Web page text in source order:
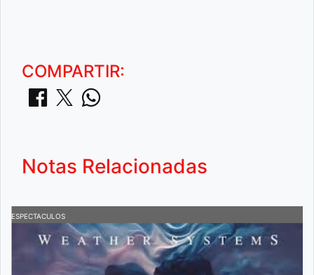
COMPARTIR:
Notas Relacionadas
ESPECTACULOS